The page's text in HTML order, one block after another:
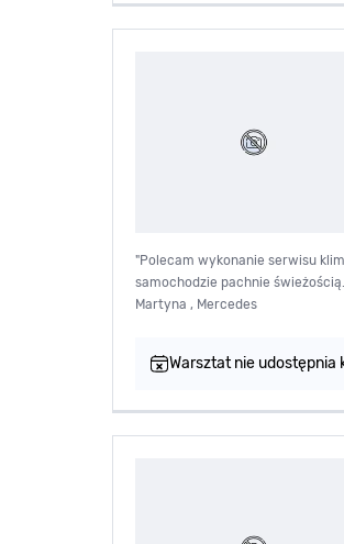
"Polecam wykonanie serwisu
samochodzie pachnie
Martyna , Mercedes
Warsztat nie udostępnia